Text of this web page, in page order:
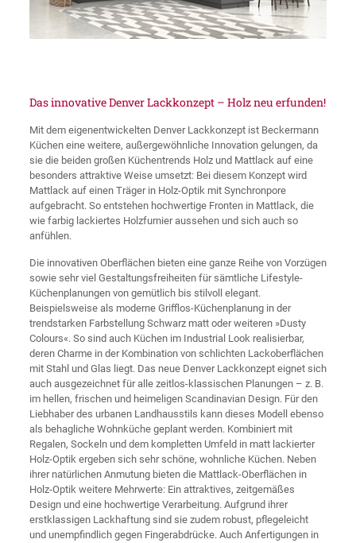
Das innovative Denver Lackkonzept – Holz neu erfunden!
Mit dem eigenentwickelten Denver Lackkonzept ist Beckermann
Küchen eine weitere, außergewöhnliche Innovation gelungen, da
sie die beiden großen Küchentrends Holz und Mattlack auf eine
besonders attraktive Weise umsetzt: Bei diesem Konzept wird
Mattlack auf einen Träger in Holz-Optik mit Synchronpore
aufgebracht. So entstehen hochwertige Fronten in Mattlack, die
wie farbig lackiertes Holzfurnier aussehen und sich auch so
anfühlen.
Die innovativen Oberflächen bieten eine ganze Reihe von Vorzügen
sowie sehr viel Gestaltungsfreiheiten für sämtliche Lifestyle-
Küchenplanungen von gemütlich bis stilvoll elegant.
Beispielsweise als moderne Grifflos-Küchenplanung in der
trendstarken Farbstellung Schwarz matt oder weiteren »Dusty
Colours«. So sind auch Küchen im Industrial Look realisierbar,
deren Charme in der Kombination von schlichten Lackoberflächen
mit Stahl und Glas liegt. Das neue Denver Lackkonzept eignet sich
auch ausgezeichnet für alle zeitlos-klassischen Planungen – z. B.
im hellen, frischen und heimeligen Scandinavian Design. Für den
Liebhaber des urbanen Landhausstils kann dieses Modell ebenso
als behagliche Wohnküche geplant werden. Kombiniert mit
Regalen, Sockeln und dem kompletten Umfeld in matt lackierter
Holz-Optik ergeben sich sehr schöne, wohnliche Küchen. Neben
ihrer natürlichen Anmutung bieten die Mattlack-Oberflächen in
Holz-Optik weitere Mehrwerte: Ein attraktives, zeitgemäßes
Design und eine hochwertige Verarbeitung. Aufgrund ihrer
erstklassigen Lackhaftung sind sie zudem robust, pflegeleicht
und unempfindlich gegen Fingerabdrücke. Auch Anfertigungen in